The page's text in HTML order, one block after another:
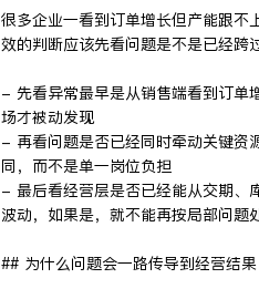
很多企业一看到订单增长但产能跟不
效的判断应该先看问题是不是已经跨
- 先看异常最早是从销售端看到订单
场才被动发现
- 再看问题是否已经同时牵动关键资
同，而不是单一岗位负担
- 最后看经营层是否已经能从交期、
波动，如果是，就不能再按局部问题
## 为什么问题会一路传导到经营结果